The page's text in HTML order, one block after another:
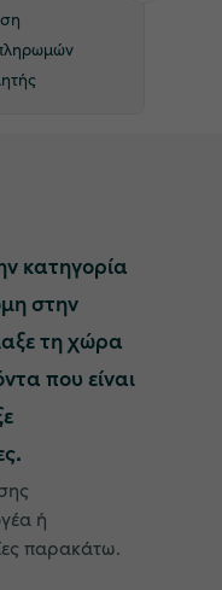
κατηγορία
στην
τη χώρα
που είναι
ή
παρακάτω.